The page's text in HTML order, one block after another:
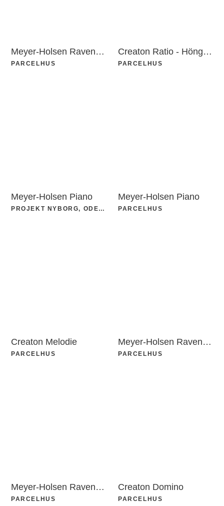
Meyer-Holsen Ravensberger Light
PARCELHUS
Creaton Ratio - Höngeda
PARCELHUS
Meyer-Holsen Piano
PROJEKT NYBORG, ODENSE
Meyer-Holsen Piano
PARCELHUS
Creaton Melodie
PARCELHUS
Meyer-Holsen Ravensberger Light
PARCELHUS
Meyer-Holsen Ravensberger Light
PARCELHUS
Creaton Domino
PARCELHUS